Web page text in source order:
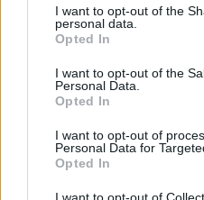
I want to opt-out of the
personal data.
Opted In
I want to opt-out of the
Personal Data.
Opted In
I want to opt-out of
Personal Data for
Opted In
Μακελειό σε σχολείο
πυρ και αυτοκτόνησε –
(Photos/Video)
07/08/2026
«Γιατί οι Τούρκοι
07/08/2026
Μία ομάδα έμπειρων δημοσιογράφων
dailypost.gr, με στόχο την
τους τίτλους των ειδήσεων. Μαζί